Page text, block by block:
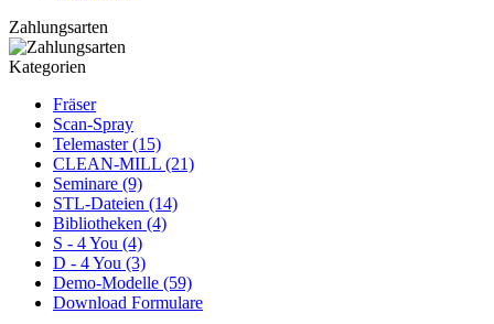
Zahlungsarten
Kategorien
Fräser
Scan-Spray
Telemaster (15)
CLEAN-MILL (21)
Seminare (9)
STL-Dateien (14)
Bibliotheken (4)
S - 4 You (4)
D - 4 You (3)
Demo-Modelle (59)
Download Formulare